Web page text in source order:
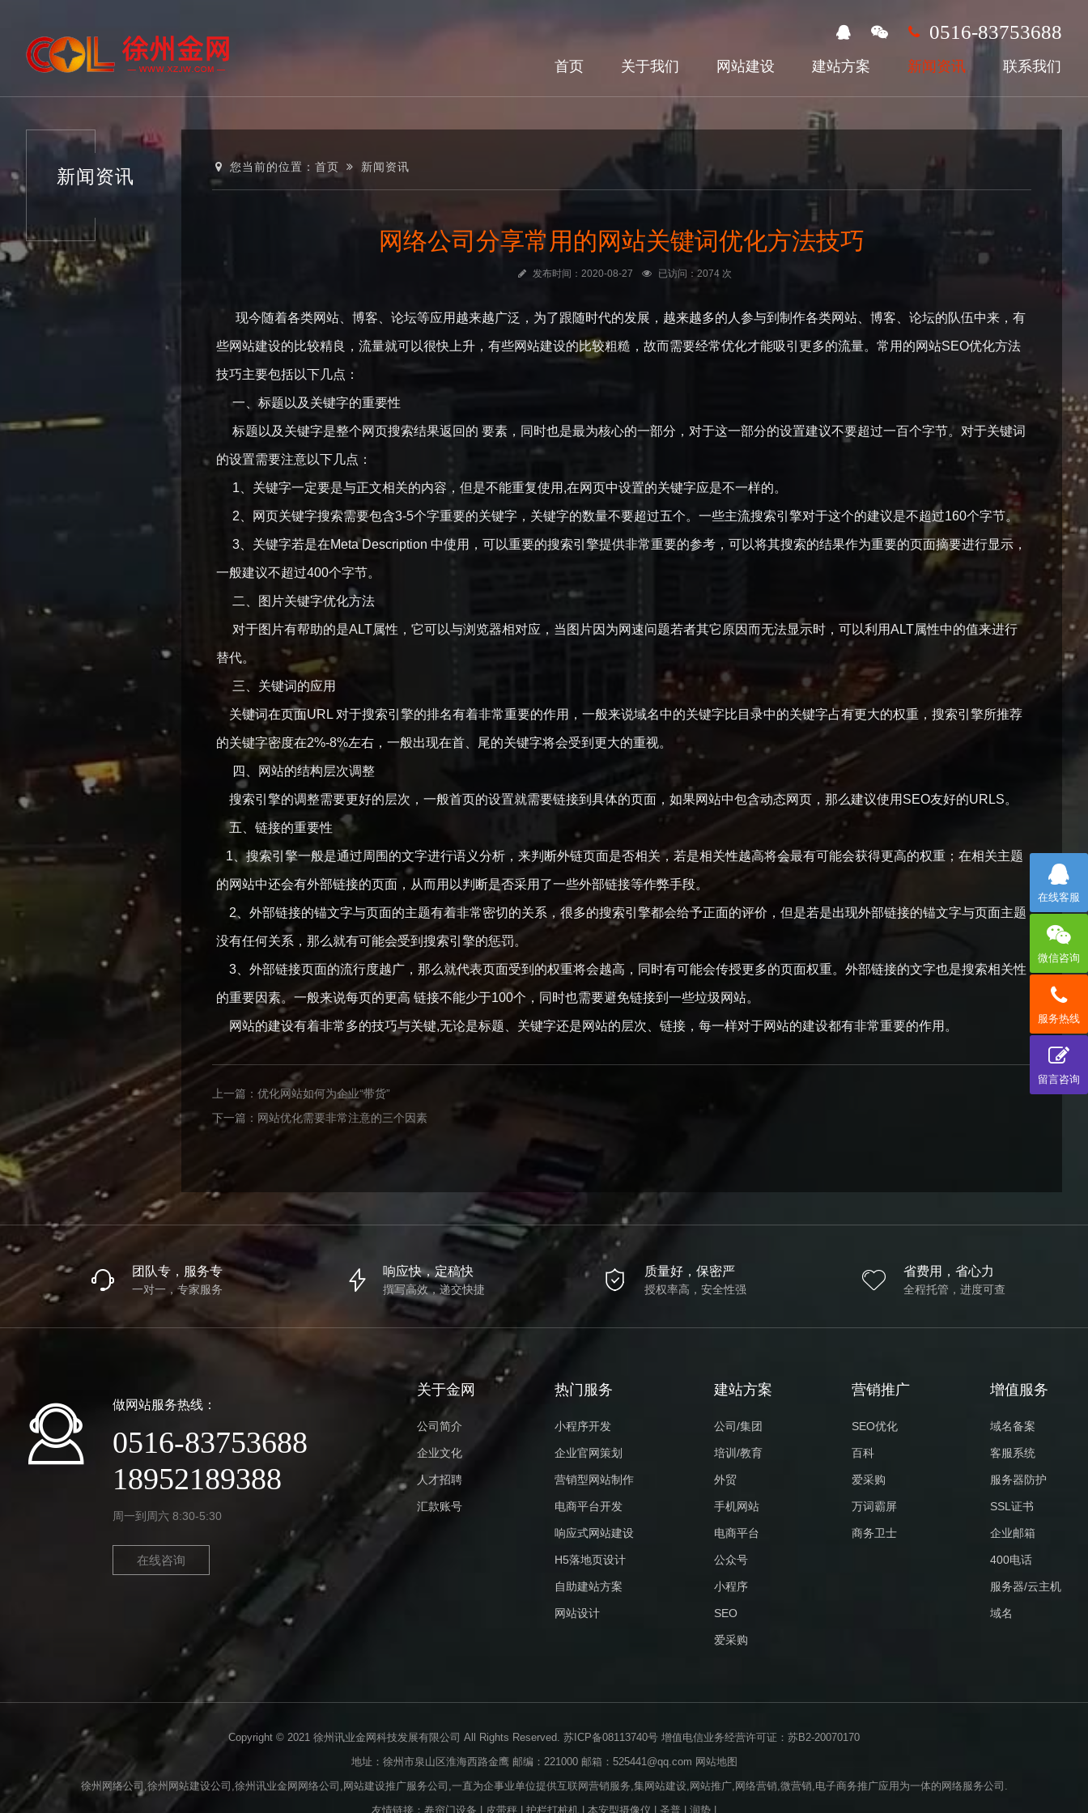
0516-83753688
首页 关于我们 网站建设 建站方案 新闻资讯 联系我们
新闻资讯 您当前的位置：首页 新闻资讯
网络公司分享常用的网站关键词优化方法技巧
发布时间：2020-08-27 已访问：2074 次
现今随着各类网站、博客、论坛等应用越来越广泛，为了跟随时代的发展，越来越多的人参与到制作各类网站、博客、论坛的队伍中来，有
些网站建设的比较精良，流量就可以很快上升，有些网站建设的比较粗糙，故而需要经常优化才能吸引更多的流量。常用的网站SEO优化方法
技巧主要包括以下几点：
一、标题以及关键字的重要性
标题以及关键字是整个网页搜索结果返回的 要素，同时也是最为核心的一部分，对于这一部分的设置建议不要超过一百个字节。对于关键词
的设置需要注意以下几点：
1、关键字一定要是与正文相关的内容，但是不能重复使用,在网页中设置的关键字应是不一样的。
2、网页关键字搜索需要包含3-5个字重要的关键字，关键字的数量不要超过五个。一些主流搜索引擎对于这个的建议是不超过160个字节。
3、关键字若是在Meta Description 中使用，可以重要的搜索引擎提供非常重要的参考，可以将其搜索的结果作为重要的页面摘要进行显示，
一般建议不超过400个字节。
二、图片关键字优化方法
对于图片有帮助的是ALT属性，它可以与浏览器相对应，当图片因为网速问题若者其它原因而无法显示时，可以利用ALT属性中的值来进行
替代。
三、关键词的应用
关键词在页面URL 对于搜索引擎的排名有着非常重要的作用，一般来说域名中的关键字比目录中的关键字占有更大的权重，搜索引擎所推荐
的关键字密度在2%-8%左右，一般出现在首、尾的关键字将会受到更大的重视。
四、网站的结构层次调整
搜索引擎的调整需要更好的层次，一般首页的设置就需要链接到具体的页面，如果网站中包含动态网页，那么建议使用SEO友好的URLS。
五、链接的重要性
1、搜索引擎一般是通过周围的文字进行语义分析，来判断外链页面是否相关，若是相关性越高将会最有可能会获得更高的权重；在相关主题
的网站中还会有外部链接的页面，从而用以判断是否采用了一些外部链接等作弊手段。
2、外部链接的锚文字与页面的主题有着非常密切的关系，很多的搜索引擎都会给予正面的评价，但是若是出现外部链接的锚文字与页面主题
没有任何关系，那么就有可能会受到搜索引擎的惩罚。
3、外部链接页面的流行度越广，那么就代表页面受到的权重将会越高，同时有可能会传授更多的页面权重。外部链接的文字也是搜索相关性
的重要因素。一般来说每页的更高 链接不能少于100个，同时也需要避免链接到一些垃圾网站。
网站的建设有着非常多的技巧与关键,无论是标题、关键字还是网站的层次、链接，每一样对于网站的建设都有非常重要的作用。
上一篇：优化网站如何为企业“带货”
下一篇： 网站优化需要非常注意的三个因素
团队专，服务专
一对一，专家服务
响应快，定稿快
撰写高效，递交快捷
质量好，保密严
授权率高，安全性强
省费用，省心力
全程托管，进度可查
做网站服务热线：
0516-83753688
18952189388
周一到周六 8:30-5:30
在线咨询
关于金网
公司简介
企业文化
人才招聘
汇款账号
热门服务
小程序开发
企业官网策划
营销型网站制作
电商平台开发
响应式网站建设
H5落地页设计
自助建站方案
网站设计
建站方案
公司/集团
培训/教育
外贸
手机网站
电商平台
公众号
小程序
SEO
爱采购
营销推广
SEO优化
百科
爱采购
万词霸屏
商务卫士
增值服务
域名备案
客服系统
服务器防护
SSL证书
企业邮箱
400电话
服务器/云主机
域名
Copyright © 2021 徐州讯业金网科技发展有限公司 All Rights Reserved. 苏ICP备08113740号 增值电信业务经营许可证：苏B2-20070170
地址：徐州市泉山区淮海西路金鹰 邮编：221000 邮箱：525441@qq.com 网站地图
徐州网络公司,徐州网站建设公司,徐州讯业金网网络公司,网站建设推广服务公司,一直为企事业单位提供互联网营销服务,集网站建设,网站推广,网络营销,微营销,电子商务推广应用为一体的网络服务公司.
友情链接： 卷帘门设备 皮带秤 护栏打桩机 本安型摄像仪 圣普 润势
在线客服
微信咨询
服务热线
留言咨询